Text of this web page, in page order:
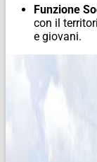
Funzione
con il
e giovani.